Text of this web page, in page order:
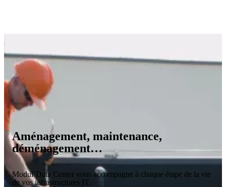
Aménagement, maintenance,
déménagement…
Modul’Data Center vous accompagne à chaque étape de la vie
de vos infrastructures IT.